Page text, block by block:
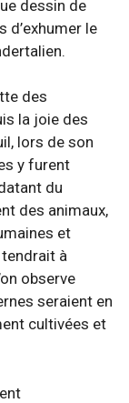
dessin de
d’exhumer le
des
la joie des
lors de son
y furent
du
des animaux,
et
à
observe
seraient en
cultivées et